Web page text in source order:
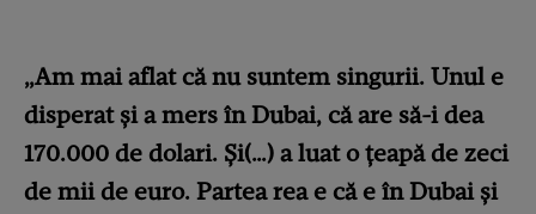
„Am mai aflat că nu suntem singurii. Unul e
disperat și a mers în Dubai, că are să-i dea
170.000 de dolari. Și(…) a luat o țeapă de zeci
de mii de euro. Partea rea e că e în Dubai și